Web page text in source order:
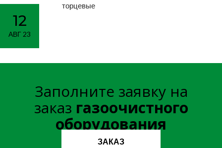
продолжается
12
АВГ 23
торцевые
Заполните заявку на
заказ газоочистного
оборудования
ЗАКАЗ